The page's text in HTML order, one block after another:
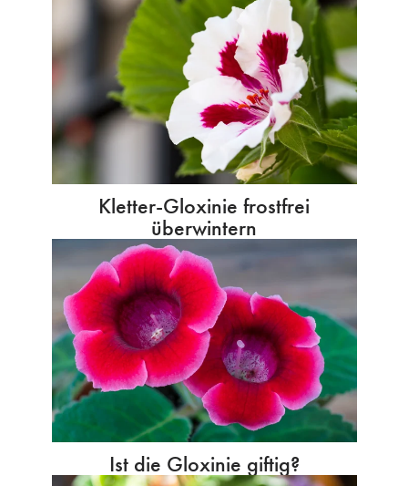
Kletter-Gloxinie frostfrei
überwintern
Ist die Gloxinie giftig?